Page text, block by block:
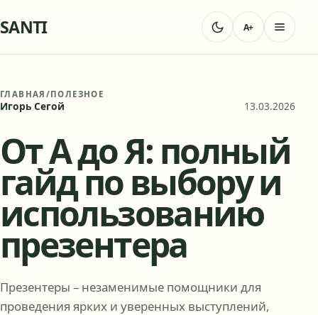
SANTI A+
ГЛАВНАЯ /ПОЛЕЗНОЕ
Игорь Сегой 13.03.2026
От А до Я: полный
гайд по выбору и
использованию
презентера
Презентеры – незаменимые помощники для
проведения ярких и уверенных выступлений,